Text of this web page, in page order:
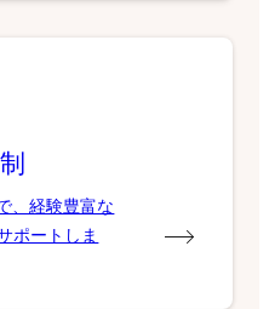
、経験豊富な
ポートしま